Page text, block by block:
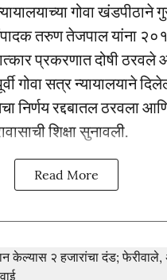
गोवा खंडपीठाने
तरुण तेजपाल यांना
प्रकरणात दोषी
गोवा सत्र न्यायालयाने
निर्णय रद्दबातल ठरवला
शिक्षा सुनावली.
Read More